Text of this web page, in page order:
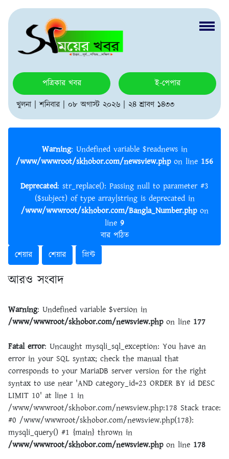
পত্রিকার খবর
ই-পেপার
খুলনা | শনিবার | ০৮ অগাস্ট ২০২৬ | ২৪ শ্রাবণ ১৪৩৩
Warning : Undefined variable $readnews in
/www/wwwroot/skhobor.com/newsview.phpon line 156
Deprecated: str_replace(): Passing null to parameter #3
($subject) of type array|string is deprecated in
/www/wwwroot/skhobor.com/Bangla_Number.phpon
line 9
বার পঠিত
শেয়ার
শেয়ার প্রিন্ট
আরও সংবাদ
Warning: Undefined variable $version in
/www/wwwroot/skhobor.com/newsview.phpon line 177
Fatal error: Uncaught mysqli_sql_exception: You have an
error in your SQL syntax; check the manual that
corresponds to your MariaDB server version for the right
syntax to use near 'AND category_id=23 ORDER BY id DESC
LIMIT 10' at line 1 in
/www/wwwroot/skhobor.com/newsview.php:178 Stack trace:
#0 /www/wwwroot/skhobor.com/newsview.php(178):
mysqli_query() #1 {main} thrown in
/www/wwwroot/skhobor.com/newsview.phpon line 178